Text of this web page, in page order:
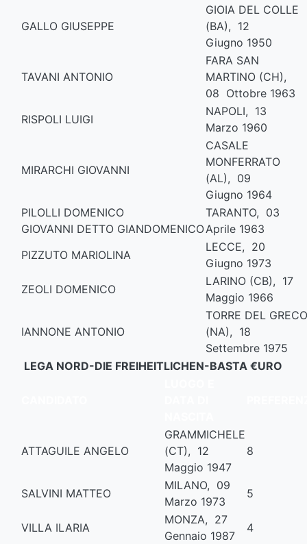
GALLO GIUSEPPE
GIOIA DEL COLLE
(BA), 12
Giugno 1950
TAVANI ANTONIO
FARA SAN
MARTINO (CH),
08 Ottobre 1963
RISPOLI LUIGI
NAPOLI, 13
Marzo 1960
MIRARCHI GIOVANNI
CASALE
MONFERRATO
(AL), 09
Giugno 1964
PILOLLI DOMENICO
GIOVANNI DETTO GIANDOMENICO
TARANTO, 03
Aprile 1963
PIZZUTO MARIOLINA
LECCE, 20
Giugno 1973
ZEOLI DOMENICO
LARINO (CB), 17
Maggio 1966
IANNONE ANTONIO
TORRE DEL GRECO
(NA), 18
Settembre 1975
LEGA NORD-DIE FREIHEITLICHEN-BASTA €URO
ATTAGUILE ANGELO
GRAMMICHELE
(CT), 12
Maggio 1947
8
SALVINI MATTEO
MILANO, 09
Marzo 1973
5
VILLA ILARIA
MONZA, 27
Gennaio 1987
4